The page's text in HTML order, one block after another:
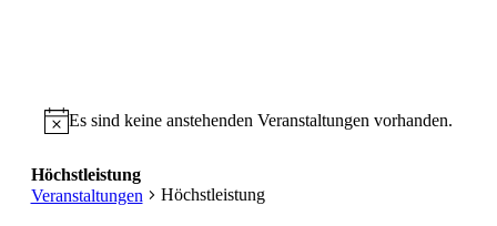
Es sind keine anstehenden Veranstaltungen vorhanden.
Höchstleistung
Veranstaltungen
Höchstleistung